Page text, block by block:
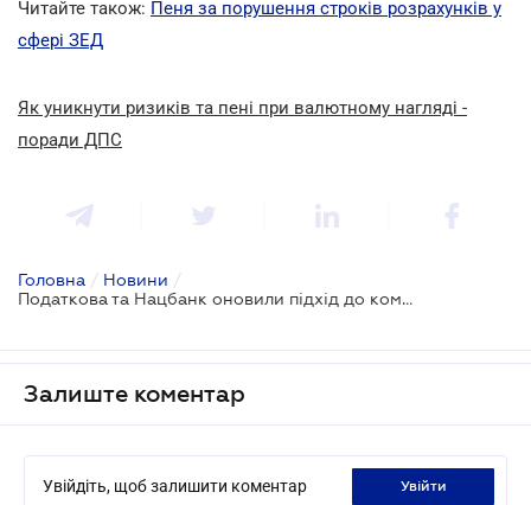
Читайте також: Пеня за порушення строків розрахунків у
сфері ЗЕД
Як уникнути ризиків та пені при валютному нагляді -
поради ДПС
Головна / Новини /
Податкова та Нацбанк оновили підхід до комунікації з банками щодо валютного нагляду
Залиште коментар
Увійдіть, щоб залишити коментар увійти